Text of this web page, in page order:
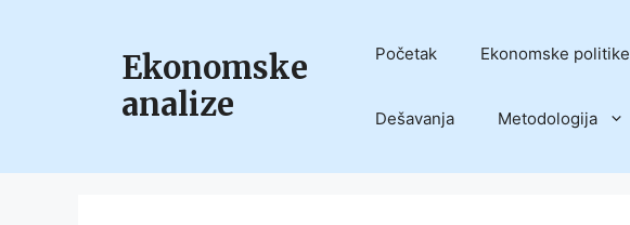
Ekonomske
analize
Početak Ekonomske politike
Dešavanja Metodologija